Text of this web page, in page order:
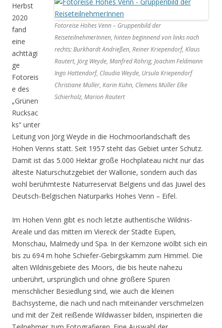
Fotoreise Hohes Venn – Gruppenbild der
ReiseteilnehmerInnen, hinten beginnend von links nach
rechts: Burkhardt Andrießen, Reiner Kriependorf, Klaus
Rautert, Jörg Weyde, Manfred Röhrig, Joachim Feldmann
Ingo Hattendorf, Claudia Weyde, Ursula Kriependorf
Christiane Müller, Karin Kühn, Clemens Müller Elke
Schierholz, Marion Rautert
Herbst
2020
fand
eine
achttägi
ge
Fotoreis
e des
„Grünen
Rucksac
ks“ unter
Leitung von Jörg Weyde in die Hochmoorlandschaft des
Hohen Venns statt. Seit 1957 steht das Gebiet unter Schutz.
Damit ist das 5.000 Hektar große Hochplateau nicht nur das
älteste Naturschutzgebiet der Wallonie, sondern auch das
wohl berühmteste Naturreservat Belgiens und das Juwel des
Deutsch-Belgischen Naturparks Hohes Venn – Eifel.
Im Hohen Venn gibt es noch letzte authentische Wildnis-
Areale und das mitten im Viereck der Städte Eupen,
Monschau, Malmedy und Spa. In der Kernzone wölbt sich ein
bis zu 694 m hohe Schiefer-Gebirgskamm zum Himmel. Die
alten Wildnisgebiete des Moors, die bis heute nahezu
unberührt, ursprünglich und ohne größere Spuren
menschlicher Besiedlung sind, wie auch die kleinen
Bachsysteme, die nach und nach miteinander verschmelzen
und mit der Zeit reißende Wildwasser bilden, inspirierten die